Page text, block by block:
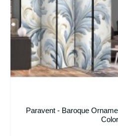
Paravent - Baroque